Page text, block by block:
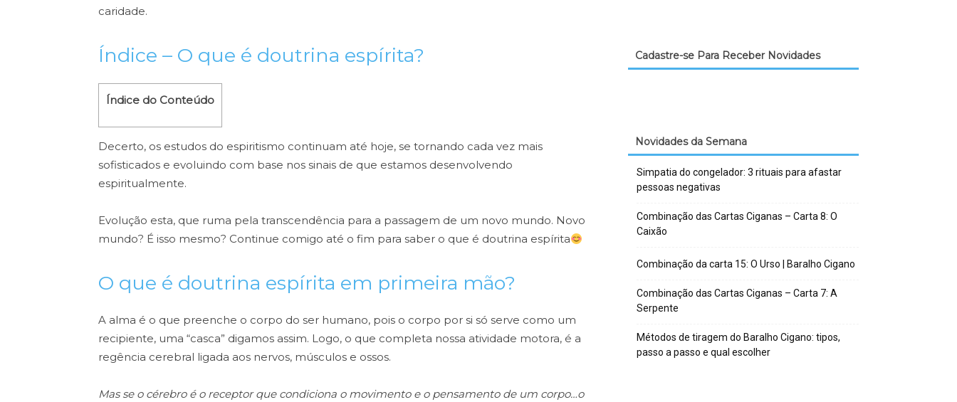
caridade.
Índice – O que é doutrina espírita?
Índice do Conteúdo
Decerto, os estudos do espiritismo continuam até hoje, se tornando cada vez mais
sofisticados e evoluindo com base nos sinais de que estamos desenvolvendo
espiritualmente.
Evolução esta, que ruma pela transcendência para a passagem de um novo mundo. Novo
mundo? É isso mesmo? Continue comigo até o fim para saber o que é doutrina espírita
O que é doutrina espírita em primeira mão?
A alma é o que preenche o corpo do ser humano, pois o corpo por si só serve como um
recipiente, uma “casca” digamos assim. Logo, o que completa nossa atividade motora, é a
regência cerebral ligada aos nervos, músculos e ossos.
Mas se o cérebro é o receptor que condiciona o movimento e o pensamento de um corpo…o
Cadastre-se Para Receber Novidades
Novidades da Semana
Simpatia do congelador: 3 rituais para afastar
pessoas negativas
Combinação das Cartas Ciganas – Carta 8: O
Caixão
Combinação da carta 15: O Urso | Baralho Cigano
Combinação das Cartas Ciganas – Carta 7: A
Serpente
Métodos de tiragem do Baralho Cigano: tipos,
passo a passo e qual escolher